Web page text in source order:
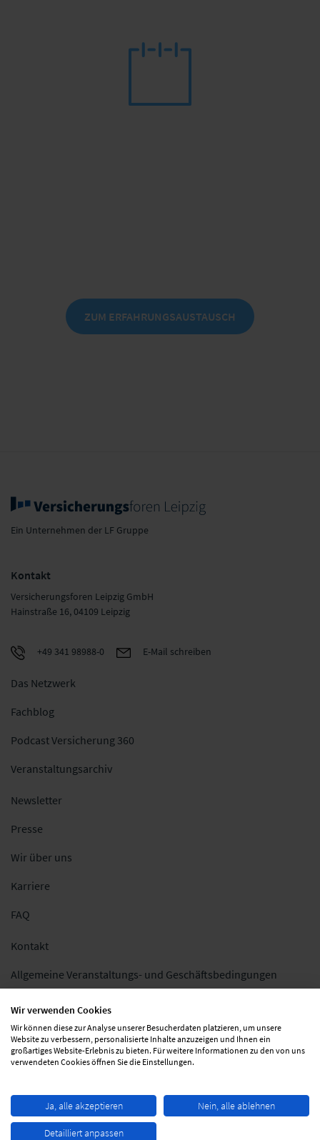
ZUM ERFAHRUNGSAUSTAUSCH
Ein Unternehmen der LF Gruppe
Kontakt
Versicherungsforen Leipzig GmbH
Hainstraße 16, 04109 Leipzig
+49 341 98988-0 E-Mail schreiben
Das Netzwerk
Fachblog
Podcast Versicherung 360
Veranstaltungsarchiv
Newsletter
Presse
Wir über uns
Karriere
FAQ
Kontakt
Allgemeine Veranstaltungs- und Geschäftsbedingungen
Datenschutz
Folgen Sie uns
Wir verwenden Cookies
Wir können diese zur Analyse unserer Besucherdaten platzieren, um unsere
Website zu verbessern, personalisierte Inhalte anzuzeigen und Ihnen ein
großartiges Website-Erlebnis zu bieten. Für weitere Informationen zu den von uns
verwendeten Cookies öffnen Sie die Einstellungen.
Ja, alle akzeptieren Nein, alle ablehnen
Detailliert anpassen